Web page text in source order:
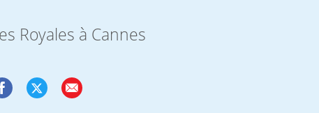
Royales à Cannes